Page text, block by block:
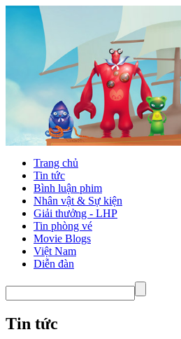
Trang chủ
Tin tức
Bình luận phim
Nhân vật & Sự kiện
Giải thưởng - LHP
Tin phòng vé
Movie Blogs
Việt Nam
Diễn đàn
Tin tức